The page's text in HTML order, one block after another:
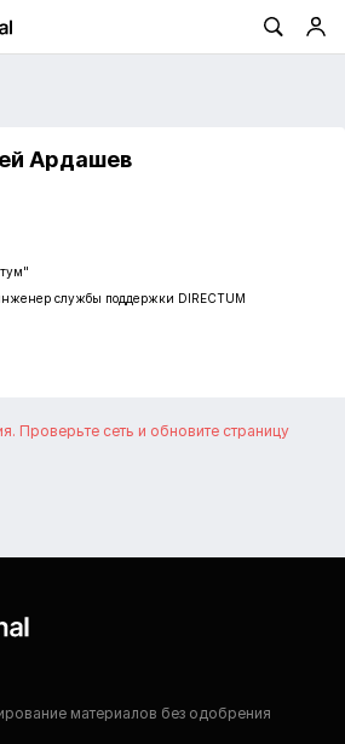
Ардашев
службы поддержки DIRECTUM
Проверьте сеть и обновите страницу
материалов без одобрения